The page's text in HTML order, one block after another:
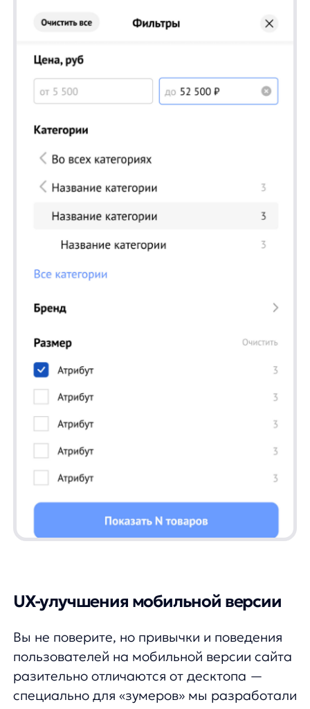
разительно отличаются от десктопа —
специально для «зумеров» мы разработали
новую мобильную версию поиска.
Для AllTime:
— Подняли уточнения на самый верх,
потому что это самый кликабельный
50% пользователей с поиском на них
нажимали еще больше — такая
фиолетовым цветом, чтобы привлечь к ней
— Стали показывать больше подсказок
на одном экране. Мы удалили заголовок
подсказок, чтобы освободить для них
место.
— Перенесли фильтры с нижней части